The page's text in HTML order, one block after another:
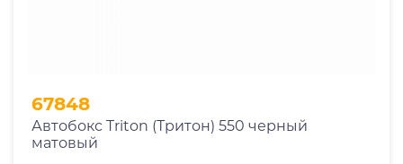
67848
Автобокс Triton (Тритон) 550 черный
матовый